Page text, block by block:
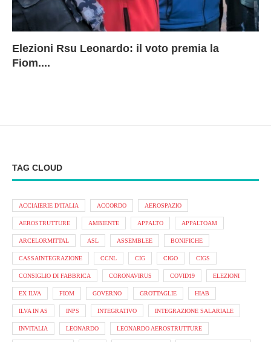
Elezioni Rsu Leonardo: il voto premia la
Fiom....
TAG CLOUD
ACCIAIERIE D'ITALIA ACCORDO AEROSPAZIO
AEROSTRUTTURE AMBIENTE APPALTO APPALTOAM
ARCELORMITTAL ASL ASSEMBLEE BONIFICHE
CASSAINTEGRAZIONE CCNL CIG CIGO CIGS
CONSIGLIO DI FABBRICA CORONAVIRUS COVID19 ELEZIONI
EX ILVA FIOM GOVERNO GROTTAGLIE HIAB
ILVA IN AS INPS INTEGRATIVO INTEGRAZIONE SALARIALE
INVITALIA LEONARDO LEONARDO AEROSTRUTTURE